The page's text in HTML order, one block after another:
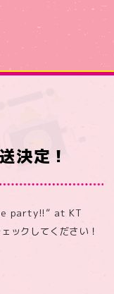
決定！
party!!” at KT
ックしてください！